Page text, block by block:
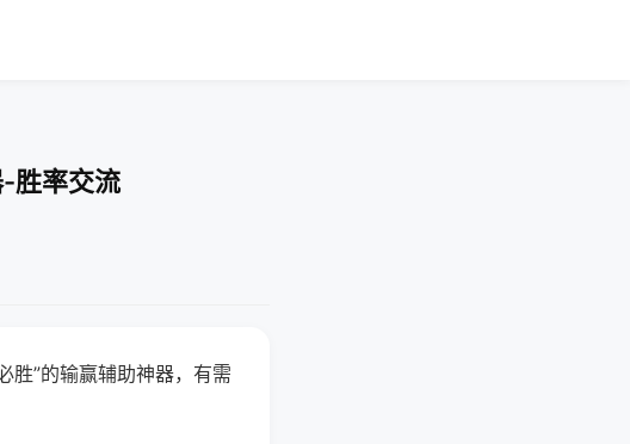
胜率交流
胜”的输赢辅助神器，有需